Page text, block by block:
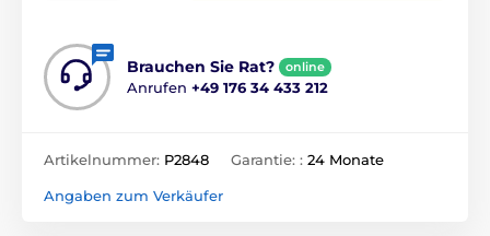
Brauchen Sie Rat? online
Anrufen +49 176 34 433 212
Artikelnummer: P2848 Garantie: : 24 Monate
Angaben zum Verkäufer